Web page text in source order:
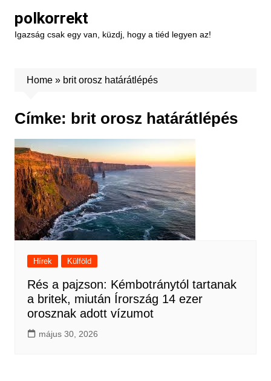
content
polkorrekt
Igazság csak egy van, küzdj, hogy a tiéd legyen az!
Home» brit orosz határátlépés
Címke: brit orosz határátlépés
Hírek Külföld
Rés a pajzson: Kémbotránytól tartanak
a britek, miután Írország 14 ezer
orosznak adott vízumot
május 30, 2026